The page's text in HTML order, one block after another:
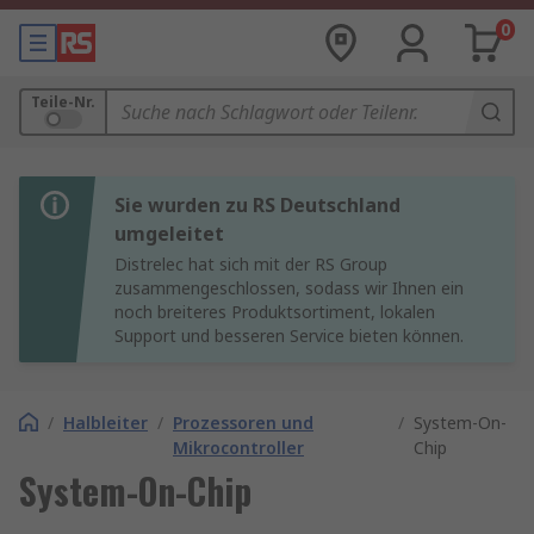
0
Teile-Nr.
Sie wurden zu RS Deutschland
umgeleitet
Distrelec hat sich mit der RS Group
zusammengeschlossen, sodass wir Ihnen ein
noch breiteres Produktsortiment, lokalen
Support und besseren Service bieten können.
/ Halbleiter / Prozessoren und
Mikrocontroller
/ System-On-
Chip
System-On-Chip